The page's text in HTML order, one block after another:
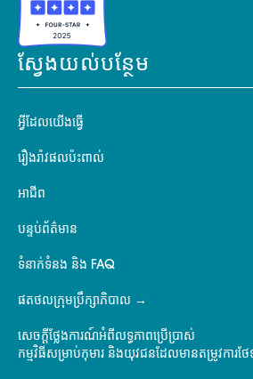
ស្វែងយល់បន្ថែម
អ្វីដែលយើងធ្វើ
រឿងរ៉ាវផលប៉ះពាល់
អាជីព
បន្ទប់ព័ត៌មាន
ទំនាក់ទំនង និង FAQ
ផតថលក្រុមប្រឹក្សាភិបាល
សេចក្តីថ្លែងការណ៍អំពីលទ្ធភាពប្រើប្រាស់
កម្មវិធីសម្រាប់កុមារ និងយុវជនដែលមានតម្រូវការ